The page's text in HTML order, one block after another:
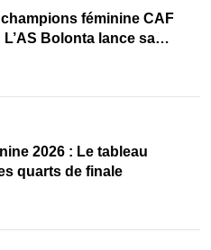
féminine CAF
L’AS Bolonta lance sa
2026 : Le tableau
quarts de finale